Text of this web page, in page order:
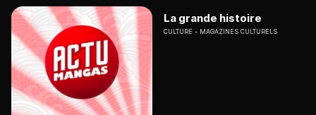
La grande histoire
CULTURE MAGAZINES CULTURELS